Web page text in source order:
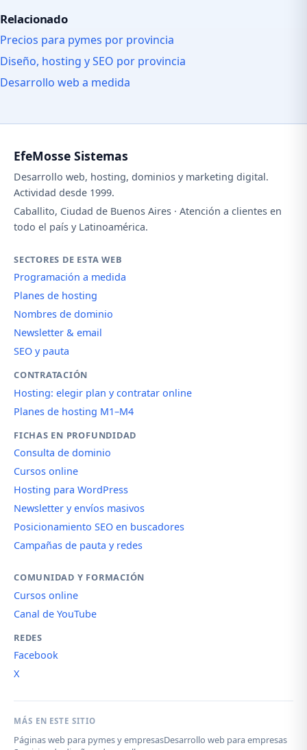
Relacionado
Precios para pymes por provincia
Diseño, hosting y SEO por provincia
Desarrollo web a medida
EfeMosse Sistemas
Desarrollo web, hosting, dominios y marketing digital.
Actividad desde 1999.
Caballito, Ciudad de Buenos Aires · Atención a clientes en
todo el país y Latinoamérica.
SECTORES DE ESTA WEB
Programación a medida
Planes de hosting
Nombres de dominio
Newsletter & email
SEO y pauta
CONTRATACIÓN
Hosting: elegir plan y contratar online
Planes de hosting M1–M4
FICHAS EN PROFUNDIDAD
Consulta de dominio
Cursos online
Hosting para WordPress
Newsletter y envíos masivos
Posicionamiento SEO en buscadores
Campañas de pauta y redes
COMUNIDAD Y FORMACIÓN
Cursos online
Canal de YouTube
REDES
Facebook
X
MÁS EN ESTE SITIO
Páginas web para pymes y empresasDesarrollo web para empresas